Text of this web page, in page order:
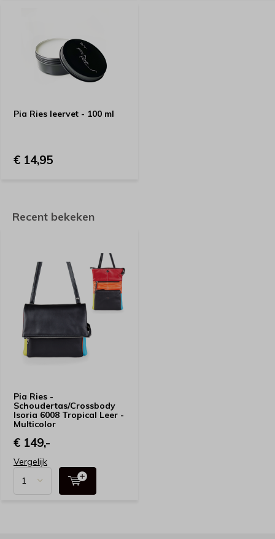
Pia Ries leervet - 100 ml
€ 14,95
Recent bekeken
Pia Ries -
Schoudertas/Crossbody
Isoria 6008 Tropical Leer -
Multicolor
€ 149,-
Vergelijk